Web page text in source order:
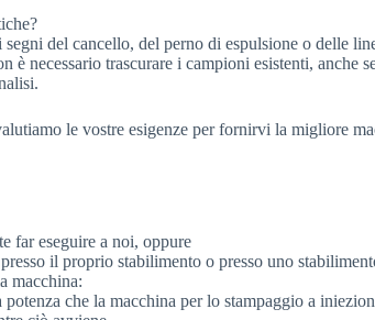
del cancello, del perno di espulsione o delle
è necessario trascurare i campioni esistenti, anche
le vostre esigenze per fornirvi la migliore
far eseguire a noi, oppure
il proprio stabilimento o presso uno
macchina:
potenza che la macchina per lo stampaggio a